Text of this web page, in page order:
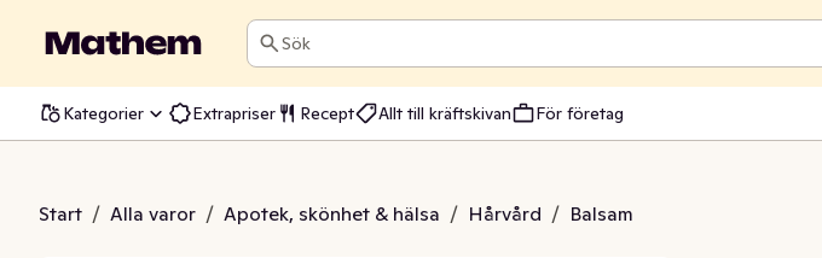
Sök
Kategorier Extrapriser Recept Allt till kräftskivan För företag
Start / Alla varor / Apotek, skönhet & hälsa / Hårvård / Balsam
Lifter Fiber